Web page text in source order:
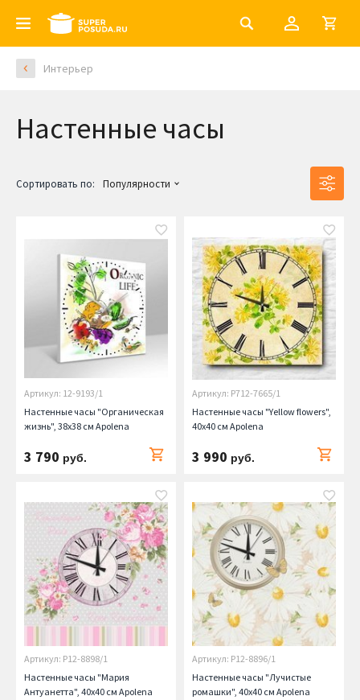
Интерьер
Настенные часы
Сортировать по: Популярности
Артикул: 12-9193/1
Настенные часы "Органическая
жизнь", 38х38 см Apolena
3 790 руб.
Артикул: P712-7665/1
Настенные часы "Yellow flowers",
40x40 см Apolena
3 990 руб.
Артикул: P12-8898/1
Настенные часы "Мария
Антуанетта", 40х40 см Apolena
Артикул: P12-8896/1
Настенные часы "Лучистые
ромашки", 40х40 см Apolena